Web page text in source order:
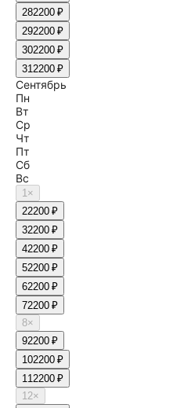
282200 ₽
292200 ₽
302200 ₽
312200 ₽
Сентябрь
Пн
Вт
Ср
Чт
Пт
Сб
Вс
1×
22200 ₽
32200 ₽
42200 ₽
52200 ₽
62200 ₽
72200 ₽
8×
92200 ₽
102200 ₽
112200 ₽
12×